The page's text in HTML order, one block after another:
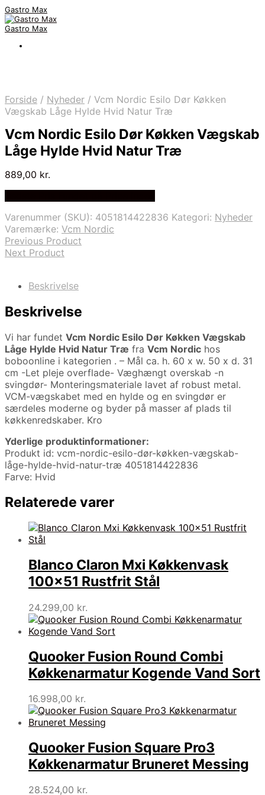
Gastro Max
Gastro Max
Forside / Nyheder / Vcm Nordic Esilo Dør Køkken
Vægskab Låge Hylde Hvid Natur Træ
Vcm Nordic Esilo Dør Køkken Vægskab
Låge Hylde Hvid Natur Træ
889,00 kr.
Varenummer (SKU): 4051814422836 Kategori: Nyheder
Varemærke: Vcm Nordic
Previous Product
Next Product
Beskrivelse
Beskrivelse
Vi har fundet Vcm Nordic Esilo Dør Køkken Vægskab
Låge Hylde Hvid Natur Træ fra Vcm Nordic hos
boboonline i kategorien . – Mål ca. h. 60 x w. 50 x d. 31
cm -Let pleje overflade- Væghængt overskab -n
svingdør- Monteringsmateriale lavet af robust metal.
VCM-vægskabet med en hylde og en svingdør er
særdeles moderne og byder på masser af plads til
køkkenredskaber. Kro
Yderlige produktinformationer:
Produkt id: vcm-nordic-esilo-dør-køkken-vægskab-
låge-hylde-hvid-natur-træ 4051814422836
Farve: Hvid
Relaterede varer
Blanco Claron Mxi Køkkenvask
100×51 Rustfrit Stål
24.299,00 kr.
Quooker Fusion Round Combi
Køkkenarmatur Kogende Vand Sort
16.998,00 kr.
Quooker Fusion Square Pro3
Køkkenarmatur Bruneret Messing
28.524,00 kr.